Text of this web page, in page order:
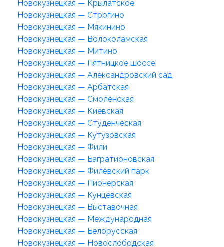
Новокузнецкая — Крылатское
Новокузнецкая — Строгино
Новокузнецкая — Мякинино
Новокузнецкая — Волоколамская
Новокузнецкая — Митино
Новокузнецкая — Пятницкое шоссе
Новокузнецкая — Александровский сад
Новокузнецкая — Арбатская
Новокузнецкая — Смоленская
Новокузнецкая — Киевская
Новокузнецкая — Студенческая
Новокузнецкая — Кутузовская
Новокузнецкая — Фили
Новокузнецкая — Багратионовская
Новокузнецкая — Филёвский парк
Новокузнецкая — Пионерская
Новокузнецкая — Кунцевская
Новокузнецкая — Выставочная
Новокузнецкая — Международная
Новокузнецкая — Белорусская
Новокузнецкая — Новослободская